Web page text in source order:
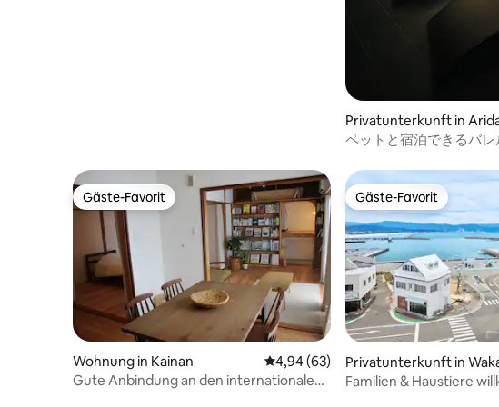
am Morgen ausgehen. Meine Eltern,
Kiichi und Shuko Tanai
neben dem Gasthaus,
Sie nicht, uns zu
etwas brauchen.
Privatunterkunft in
ペットと宿泊できるバレ
Gäste-Favorit
Gäste-Favorit
Wohnung in Kainan Durchschnittliche Bewertung: 4,94
4,94 (63)
Gute Anbindung an den internationalen
Gäste-Favorit
Gäste-Favorit
Privatunterkunft in
Familien & Haustiere